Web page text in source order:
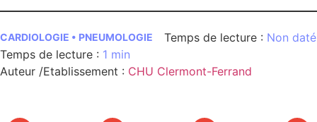
nous
ce qu’un CHU ?
des CHU
CARDIOLOGIE • PNEUMOLOGIE
Non daté
1 min
Auteur /Etablissement : CHU Clermont-Ferrand